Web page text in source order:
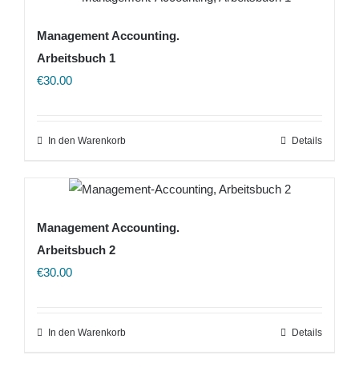
Management Accounting.
Arbeitsbuch 1
€30.00
In den Warenkorb Details
Management Accounting.
Arbeitsbuch 2
€30.00
In den Warenkorb Details